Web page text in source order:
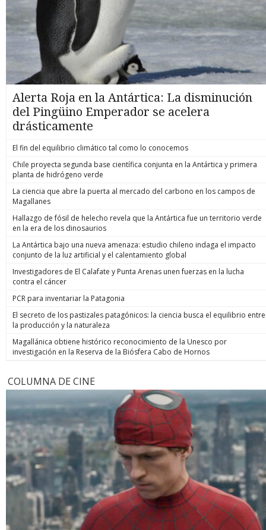
Alerta Roja en la Antártica: La disminución
del Pingüino Emperador se acelera
drásticamente
El fin del equilibrio climático tal como lo conocemos
Chile proyecta segunda base científica conjunta en la Antártica y primera
planta de hidrógeno verde
La ciencia que abre la puerta al mercado del carbono en los campos de
Magallanes
Hallazgo de fósil de helecho revela que la Antártica fue un territorio verde
en la era de los dinosaurios
La Antártica bajo una nueva amenaza: estudio chileno indaga el impacto
conjunto de la luz artificial y el calentamiento global
Investigadores de El Calafate y Punta Arenas unen fuerzas en la lucha
contra el cáncer
PCR para inventariar la Patagonia
El secreto de los pastizales patagónicos: la ciencia busca el equilibrio entre
la producción y la naturaleza
Magallánica obtiene histórico reconocimiento de la Unesco por
investigación en la Reserva de la Biósfera Cabo de Hornos
COLUMNA DE CINE